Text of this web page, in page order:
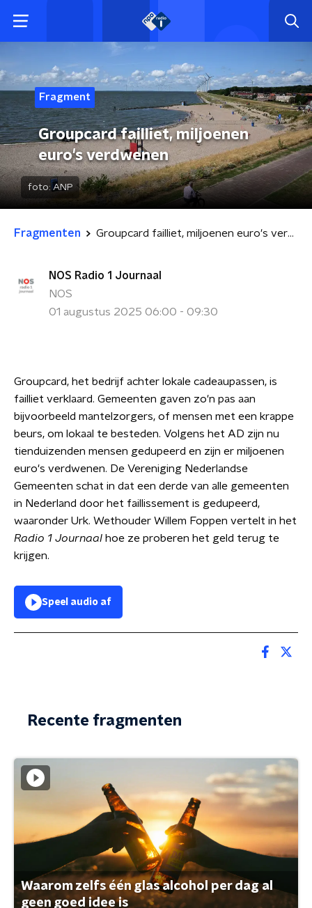
Fragment
Groupcard failliet, miljoenen
euro's verdwenen
foto:ANP
Fragmenten Groupcard failliet, miljoenen euro's verdwenen
NOS Radio 1 Journaal
NOS
01 augustus 2025 06:00 - 09:30
Groupcard, het bedrijf achter lokale cadeaupassen, is
failliet verklaard. Gemeenten gaven zo'n pas aan
bijvoorbeeld mantelzorgers, of mensen met een krappe
beurs, om lokaal te besteden. Volgens het AD zijn nu
tienduizenden mensen gedupeerd en zijn er miljoenen
euro's verdwenen. De Vereniging Nederlandse
Gemeenten schat in dat een derde van alle gemeenten
in Nederland door het faillissement is gedupeerd,
waaronder Urk. Wethouder Willem Foppen vertelt in het
Radio 1 Journaal hoe ze proberen het geld terug te
krijgen.
Speel audio af
Recente fragmenten
Waarom zelfs één glas alcohol per dag al
geen goed idee is